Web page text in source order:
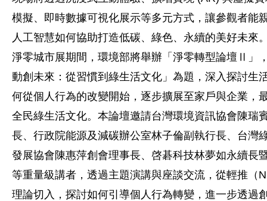
模擬、即時數據可視化展示等多元方式，讓參觀者能
人工智慧如何協助打造低碳、綠色、永續的美好未來
淨零城市展期間，環境部將舉辦「淨零轉型論壇Ⅱ」
動創未來：從習慣到綠生活文化」為題，深入探討生
何從個人行為的改變開始，逐步擴展至家戶與企業，
全民綠生活文化。本論壇邀請台灣環境資訊協會陳瑞
長、行政院能源及減碳辦公室林子倫副執行長、台灣
發展協會陳惠萍創會理事長、啓碁科技林夢如永續長
等重量級講者，透過主題演講與座談交流，從輕推（
理論切入，探討如何引導個人行為轉變，進一步透過